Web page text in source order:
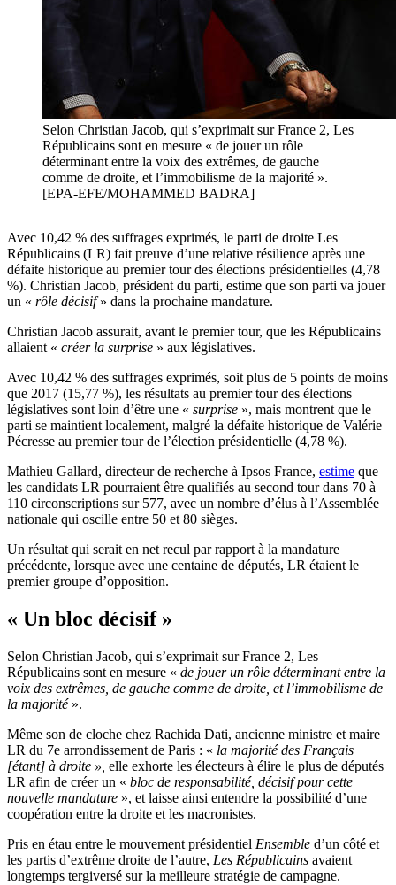
Selon Christian Jacob, qui s’exprimait sur France 2, Les
Républicains sont en mesure « de jouer un rôle
déterminant entre la voix des extrêmes, de gauche
comme de droite, et l’immobilisme de la majorité ».
[EPA-EFE/MOHAMMED BADRA]
Avec 10,42 % des suffrages exprimés, le parti de droite Les
Républicains (LR) fait preuve d’une relative résilience après une
défaite historique au premier tour des élections présidentielles (4,78
%). Christian Jacob, président du parti, estime que son parti va jouer
un « rôle décisif» dans la prochaine mandature.
Christian Jacob assurait, avant le premier tour, que les Républicains
allaient « créer la surprise » aux législatives.
Avec 10,42 % des suffrages exprimés, soit plus de 5 points de moins
que 2017 (15,77 %), les résultats au premier tour des élections
législatives sont loin d’être une « surprise », mais montrent que le
parti se maintient localement, malgré la défaite historique de Valérie
Pécresse au premier tour de l’élection présidentielle (4,78 %).
Mathieu Gallard, directeur de recherche à Ipsos France, estime que
les candidats LR pourraient être qualifiés au second tour dans 70 à
110 circonscriptions sur 577, avec un nombre d’élus à l’Assemblée
nationale qui oscille entre 50 et 80 sièges.
Un résultat qui serait en net recul par rapport à la mandature
précédente, lorsque avec une centaine de députés, LR étaient le
premier groupe d’opposition.
« Un bloc décisif »
Selon Christian Jacob, qui s’exprimait sur France 2, Les
Républicains sont en mesure « de jouer un rôle déterminant entre la
voix des extrêmes, de gauche comme de droite, et l’immobilisme de
la majorité».
Même son de cloche chez Rachida Dati, ancienne ministre et maire
LR du 7e arrondissement de Paris : « la majorité des Français
[étant] à droite », elle exhorte les électeurs à élire le plus de députés
LR afin de créer un « bloc de responsabilité, décisif pour cette
nouvelle mandature », et laisse ainsi entendre la possibilité d’une
coopération entre la droite et les macronistes.
Pris en étau entre le mouvement présidentiel Ensemble d’un côté et
les partis d’extrême droite de l’autre, Les Républicains avaient
longtemps tergiversé sur la meilleure stratégie de campagne.